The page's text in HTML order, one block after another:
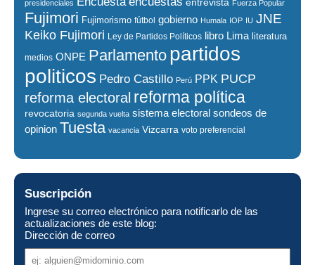
presidenciales
entrevista Fuerza Popular
Fujimori Fujimorismo fútbol gobierno Humala IOP IU JNE
Keiko Fujimori Ley de Partidos Políticos libro Lima literatura
medios ONPE Parlamento partidos
politicos Pedro Castillo Perú PPK PUCP
reforma electoral reforma política
revocatoria segunda vuelta sistema electoral sondeos de
opinion Tuesta vacancia Vizcarra voto preferencial
Suscripción
Ingrese su correo electrónico para notificarlo de las
actualizaciones de este blog:
Dirección de correo